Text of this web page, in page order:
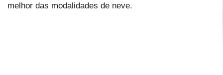
melhor das modalidades de neve.